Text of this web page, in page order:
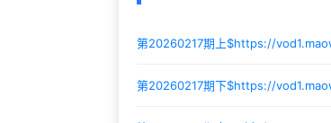
第20260217期上$https://
第20260217期下$https://